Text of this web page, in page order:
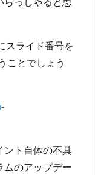
スライド番号を
ことでしょう
ント自体の不具
ムのアップデー